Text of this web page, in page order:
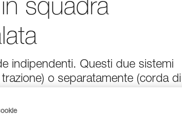
squadra
indipendenti. Questi due sistemi
o separatamente (corda di